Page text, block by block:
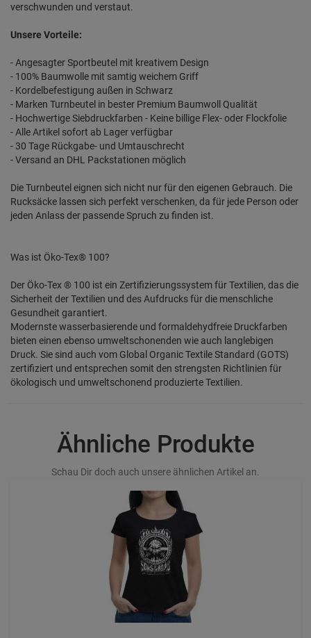
verschwunden und verstaut.
Unsere Vorteile:
- Angesagter Sportbeutel mit kreativem Design
- 100% Baumwolle mit samtig weichem Griff
- Kordelbefestigung außen in Schwarz
- Marken Turnbeutel in bester Premium Baumwoll Qualität
- Hochwertige Siebdruckfarben - Keine billige Flex- oder Flockfolie
- Alle Artikel sofort ab Lager verfügbar
- 30 Tage Rückgabe- und Umtauschrecht
- Versand an DHL Packstationen möglich
Die Turnbeutel eignen sich nicht nur für den eigenen Gebrauch. Die
Rucksäcke lassen sich perfekt verschenken, da für jede Person oder
jeden Anlass der passende Spruch zu finden ist.
Was ist Öko-Tex® 100?
Der Öko-Tex ® 100 ist ein Zertifizierungssystem für Textilien, das die
Sicherheit der Textilien und des Aufdrucks für die menschliche
Gesundheit garantiert.
Modernste wasserbasierende und formaldehydfreie Druckfarben
bieten einen ebenso umweltschonenden wie auch langlebigen
Druck. Sie sind auch vom Global Organic Textile Standard (GOTS)
zertifiziert und entsprechen somit den strengsten Richtlinien für
ökologisch und umweltschonend produzierte Textilien.
Ähnliche Produkte
Schau Dir doch auch unsere ähnlichen Artikel an.